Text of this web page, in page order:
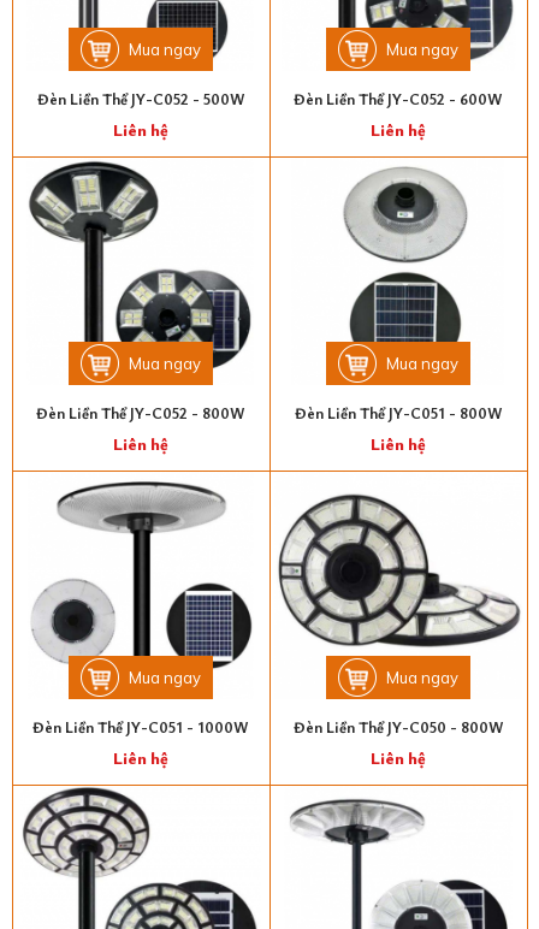
Mua ngay
Đèn Liền Thể JY-C052 - 500W
Liên hệ
Mua ngay
Đèn Liền Thể JY-C052 - 600W
Liên hệ
Mua ngay
Đèn Liền Thể JY-C052 - 800W
Liên hệ
Mua ngay
Đèn Liền Thể JY-C051 - 800W
Liên hệ
Mua ngay
Đèn Liền Thể JY-C051 - 1000W
Liên hệ
Mua ngay
Đèn Liền Thể JY-C050 - 800W
Liên hệ